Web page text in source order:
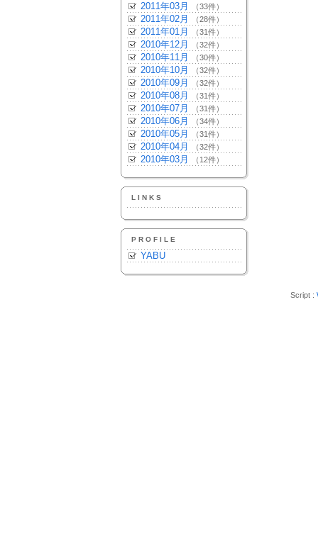
2011年03月 （33件）
2011年02月 （28件）
2011年01月 （31件）
2010年12月 （32件）
2010年11月 （30件）
2010年10月 （32件）
2010年09月 （32件）
2010年08月 （31件）
2010年07月 （31件）
2010年06月 （34件）
2010年05月 （31件）
2010年04月 （32件）
2010年03月 （12件）
LINKS
PROFILE
YABU
Script :